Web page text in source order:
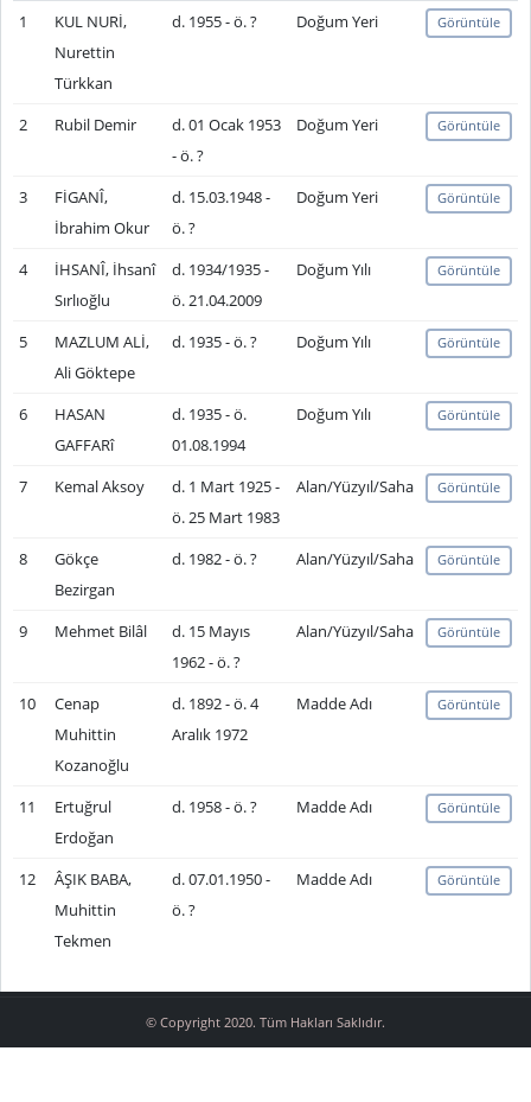
1
KUL NURİ,
Nurettin
Türkkan
d. 1955 - ö. ? Doğum Yeri Görüntüle
2 Rubil Demir
d. 01 Ocak 1953
- ö. ?
Doğum Yeri Görüntüle
3
FİGANÎ,
İbrahim Okur
d. 15.03.1948 -
ö. ?
Doğum Yeri Görüntüle
4
İHSANÎ, İhsanî
Sırlıoğlu
d. 1934/1935 -
ö. 21.04.2009
Doğum Yılı Görüntüle
5
MAZLUM ALİ,
Ali Göktepe
d. 1935 - ö. ? Doğum Yılı Görüntüle
6
HASAN
GAFFARî
d. 1935 - ö.
01.08.1994
Doğum Yılı Görüntüle
7 Kemal Aksoy
d. 1 Mart 1925 -
ö. 25 Mart 1983
Alan/Yüzyıl/Saha Görüntüle
8
Gökçe
Bezirgan
d. 1982 - ö. ? Alan/Yüzyıl/Saha Görüntüle
9 Mehmet Bilâl
d. 15 Mayıs
1962 - ö. ?
Alan/Yüzyıl/Saha Görüntüle
10
Cenap
Muhittin
Kozanoğlu
d. 1892 - ö. 4
Aralık 1972
Madde Adı Görüntüle
11
Ertuğrul
Erdoğan
d. 1958 - ö. ? Madde Adı Görüntüle
12
ÂŞIK BABA,
Muhittin
Tekmen
d. 07.01.1950 -
ö. ?
Madde Adı Görüntüle
© Copyright 2020. Tüm Hakları Saklıdır.